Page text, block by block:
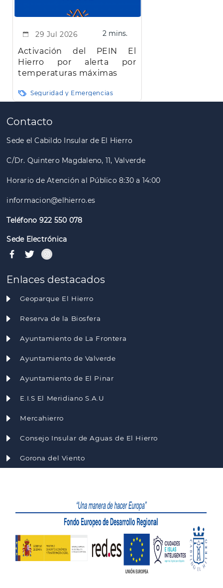
29 Jul 2026 2 mins.
Activación del PEIN El
Hierro por alerta por
temperaturas máximas
Seguridad y Emergencias
Paginación
Contacto
Sede el Cabildo Insular de El Hierro
C/Dr. Quintero Magdaleno, 11, Valverde
Horario de Atención al Público 8:30 a 14:00
informacion@elhierro.es
Teléfono 922 550 078
Sede Electrónica
Enlaces destacados
Geoparque El Hierro
Reserva de la Biosfera
Ayuntamiento de La Frontera
Ayuntamiento de Valverde
Ayuntamiento de El Pinar
E.I.S El Meridiano S.A.U
Mercahierro
Consejo Insular de Aguas de El Hierro
Gorona del Viento